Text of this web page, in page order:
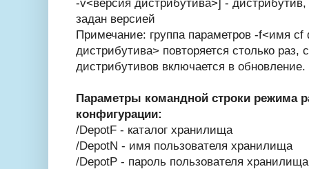
-v<версия дистрибутива>] -
задан версией
Примечание: группа параметров -f<имя
дистрибутива> повторяется столько раз,
дистрибутивов включается в обновление.
Параметры командной строки режима
конфигурации:
/DepotF - каталог хранилища
/DepotN - имя пользователя хранилища
/DepotP - пароль пользователя хранилища